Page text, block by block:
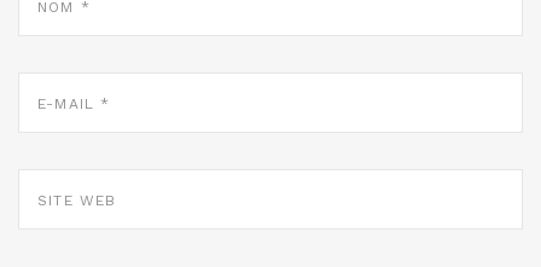
E-
MAIL
SITE
WEB